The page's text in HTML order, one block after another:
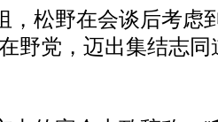
松野在会谈后考虑
野党，迈出集结志